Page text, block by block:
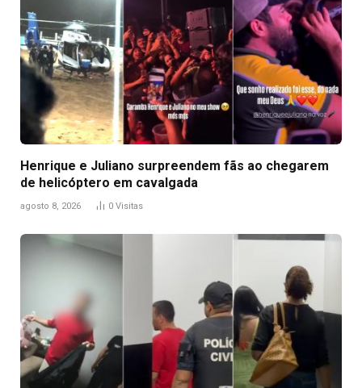
Henrique e Juliano surpreendem fãs ao chegarem
de helicóptero em cavalgada
agosto 8, 2026 0 Visitas